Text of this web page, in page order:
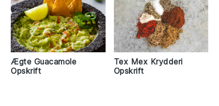
Ægte Guacamole
Opskrift
Tex Mex Krydderi
Opskrift